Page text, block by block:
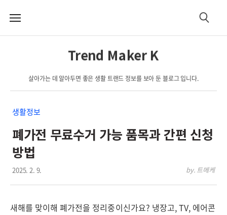
메
검
Trend Maker K
살아가는 데 알아두면 좋은 생활 트랜드 정보를 보아 둔 블로그 입니다.
생활정보
폐가전 무료수거 가능 품목과 간편 신청
방법
2025. 2. 9. by. 트메케
새해를 맞이해 폐가전을 정리중이신가요? 냉장고, TV, 에어콘